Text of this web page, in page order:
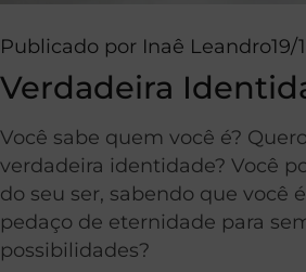
Publicado por Inaê Leandro19/
Verdadeira
Você sabe quem você é?
verdadeira identidade? Você
do seu ser, sabendo que você
pedaço de eternidade para
possibilidades?